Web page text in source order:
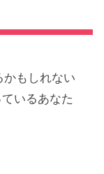
かもしれない
いるあなた